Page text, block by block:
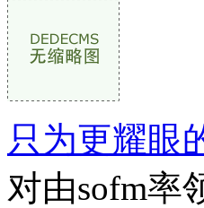
只为更耀眼
对由sofm率